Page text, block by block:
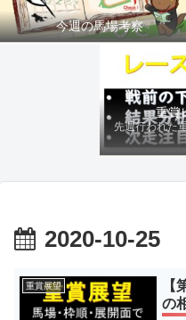
今週の馬場考察
重賞
先週行われた
2020-10-25
重賞展望
の